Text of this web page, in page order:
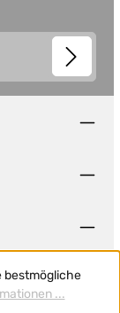
sind
bestmögliche
...